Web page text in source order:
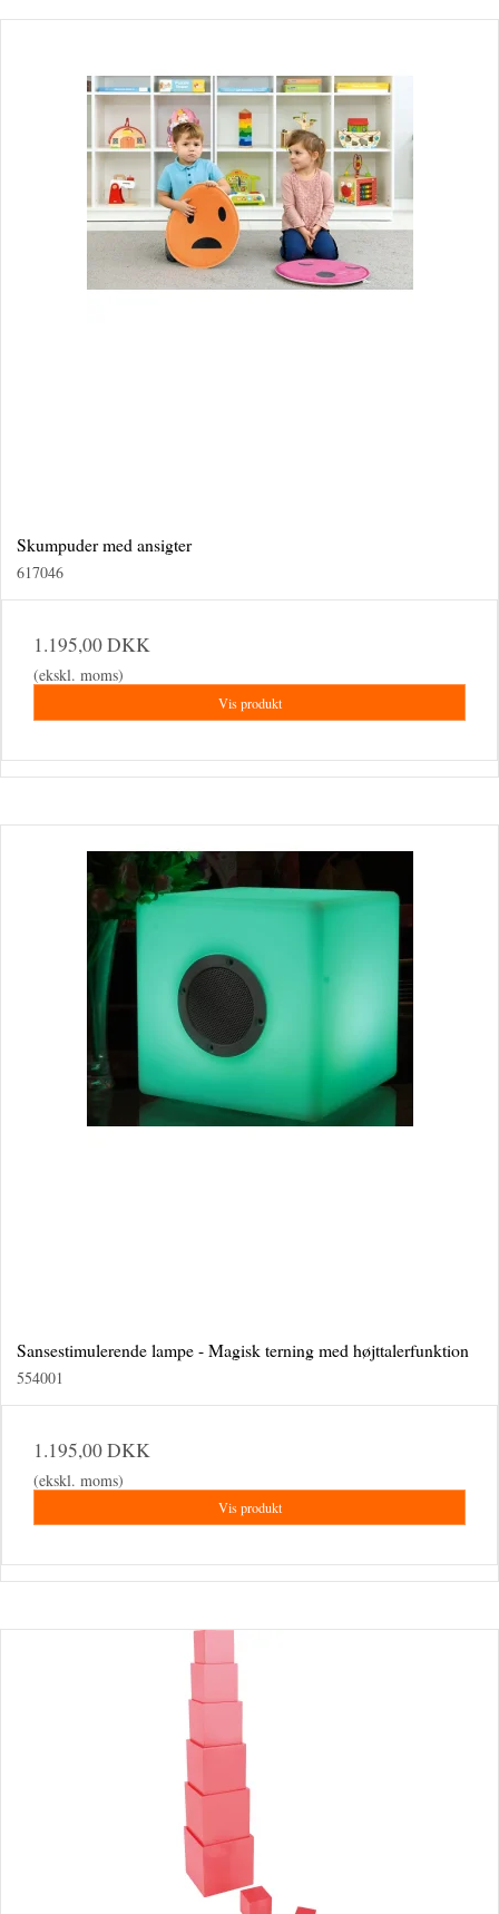
Skumpuder med ansigter
617046
1.195,00 DKK
(ekskl. moms)
Vis produkt
Sansestimulerende lampe - Magisk terning med højttalerfunktion
554001
1.195,00 DKK
(ekskl. moms)
Vis produkt